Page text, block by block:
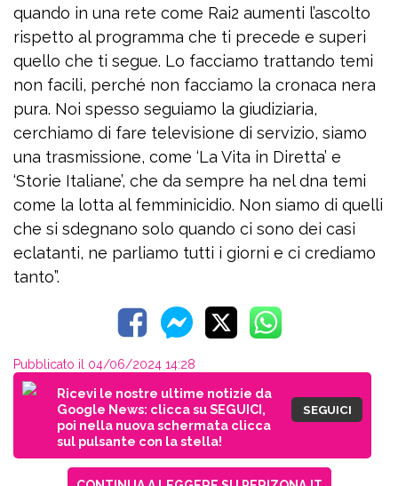
quando in una rete come Rai2 aumenti l’ascolto
rispetto al programma che ti precede e superi
quello che ti segue. Lo facciamo trattando temi
non facili, perché non facciamo la cronaca nera
pura. Noi spesso seguiamo la giudiziaria,
cerchiamo di fare televisione di servizio, siamo
una trasmissione, come ‘La Vita in Diretta’ e
‘Storie Italiane’, che da sempre ha nel dna temi
come la lotta al femminicidio. Non siamo di quelli
che si sdegnano solo quando ci sono dei casi
eclatanti, ne parliamo tutti i giorni e ci crediamo
tanto”.
Pubblicato il 04/06/2024 14:28
Ricevi le nostre ultime notizie da
Google News: clicca su SEGUICI,
poi nella nuova schermata clicca
sul pulsante con la stella!
SEGUICI